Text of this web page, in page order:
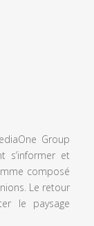
Group
s’informer et
composé
Le retour
le paysage